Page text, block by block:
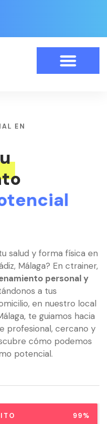
EN
salud y forma física en
Málaga? En ctrainer,
personal y
a tus
en nuestro local
te guiamos hacia
profesional, cercano y
cómo podemos
potencial.
99%